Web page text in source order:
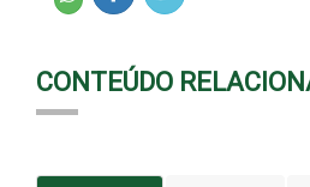
CONTEÚDO